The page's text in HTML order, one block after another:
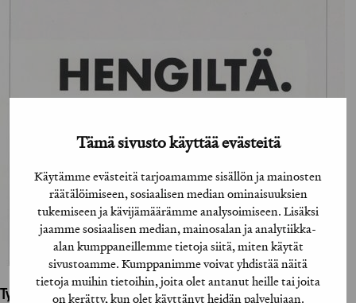
Tämä sivusto käyttää evästeitä
Käytämme evästeitä tarjoamamme sisällön ja mainosten
räätälöimiseen, sosiaalisen median ominaisuuksien
tukemiseen ja kävijämäärämme analysoimiseen. Lisäksi
jaamme sosiaalisen median, mainosalan ja analytiikka-
alan kumppaneillemme tietoja siitä, miten käytät
sivustoamme. Kumppanimme voivat yhdistää näitä
tietoja muihin tietoihin, joita olet antanut heille tai joita
on kerätty, kun olet käyttänyt heidän palvelujaan.
Työhön osallistuneet henkilöt / tahot: